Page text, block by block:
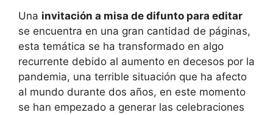
Una invitación a misa de difunto para editar
se encuentra en una gran cantidad de páginas,
esta temática se ha transformado en algo
recurrente debido al aumento en decesos por la
pandemia, una terrible situación que ha afecto
al mundo durante dos años, en este momento
se han empezado a generar las celebraciones